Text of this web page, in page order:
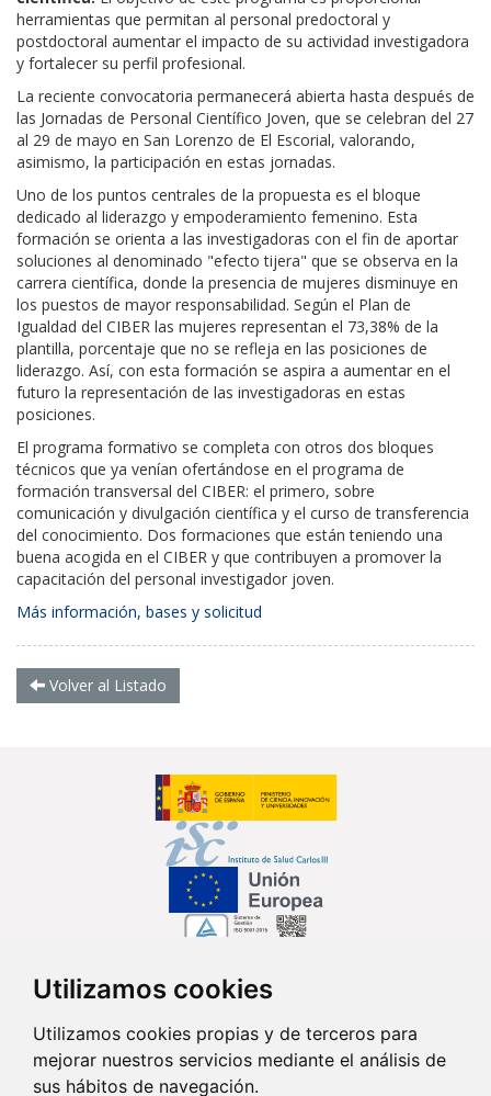
Utilizamos cookies
Utilizamos cookies propias y de terceros para
mejorar nuestros servicios mediante el análisis de
sus hábitos de navegación.
herramientas que permitan al personal predoctoral y
postdoctoral aumentar el impacto de su actividad investigadora
y fortalecer su perfil profesional.
La reciente convocatoria permanecerá abierta hasta después de
las Jornadas de Personal Científico Joven, que se celebran del 27
al 29 de mayo en San Lorenzo de El Escorial, valorando,
asimismo, la participación en estas jornadas.
Uno de los puntos centrales de la propuesta es el bloque
dedicado al liderazgo y empoderamiento femenino. Esta
formación se orienta a las investigadoras con el fin de aportar
soluciones al denominado "efecto tijera" que se observa en la
carrera científica, donde la presencia de mujeres disminuye en
los puestos de mayor responsabilidad. Según el Plan de
Igualdad del CIBER las mujeres representan el 73,38% de la
plantilla, porcentaje que no se refleja en las posiciones de
liderazgo. Así, con esta formación se aspira a aumentar en el
futuro la representación de las investigadoras en estas
posiciones.
El programa formativo se completa con otros dos bloques
técnicos que ya venían ofertándose en el programa de
formación transversal del CIBER: el primero, sobre
comunicación y divulgación científica y el curso de transferencia
del conocimiento. Dos formaciones que están teniendo una
buena acogida en el CIBER y que contribuyen a promover la
capacitación del personal investigador joven.
Más información, bases y solicitud
Volver al Listado
Síguenos en...
Contacto